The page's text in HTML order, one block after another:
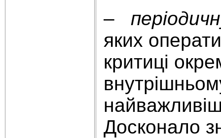
–
яких
критиці
Досконало